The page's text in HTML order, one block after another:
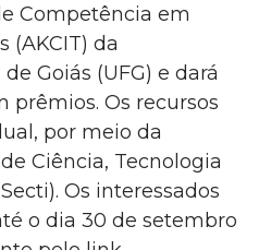
Competência em
(AKCIT) da
Goiás (UFG) e dará
prêmios. Os recursos
por meio da
Ciência, Tecnologia
Os interessados
o dia 30 de setembro